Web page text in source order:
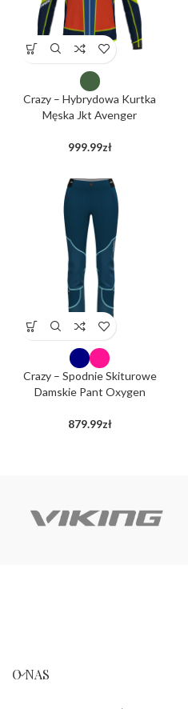
Crazy – Hybrydowa Kurtka
Męska Jkt Avenger
999.99zł
Crazy – Spodnie Skiturowe
Damskie Pant Oxygen
879.99zł
O NAS